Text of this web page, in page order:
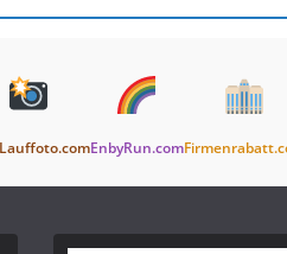
EnbyRun.com